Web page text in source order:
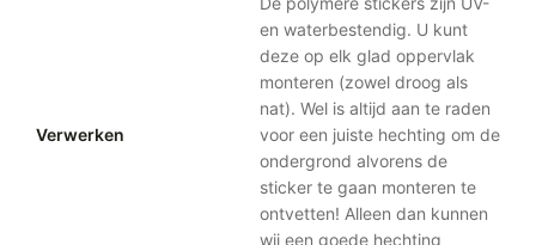
Verwerken
en waterbestendig. U kunt
deze op elk glad oppervlak
monteren (zowel droog als
nat). Wel is altijd aan te raden
voor een juiste hechting om de
ondergrond alvorens de
sticker te gaan monteren te
ontvetten! Alleen dan kunnen
wij een goede hechting